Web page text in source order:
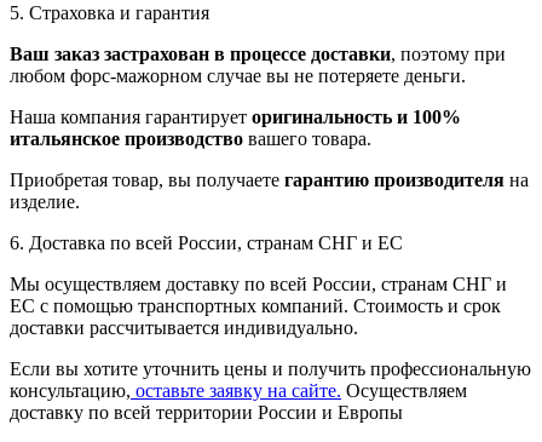
5. Страховка и гарантия
Ваш заказ застрахован в процессе доставки, поэтому при
любом форс-мажорном случае вы не потеряете деньги.
Наша компания гарантирует оригинальность и 100%
итальянское производство вашего товара.
Приобретая товар, вы получаете гарантию производителя на
изделие.
6. Доставка по всей России, странам СНГ и ЕС
Мы осуществляем доставку по всей России, странам СНГ и
ЕС с помощью транспортных компаний. Стоимость и срок
доставки рассчитывается индивидуально.
Если вы хотите уточнить цены и получить профессиональную
консультацию, оставьте заявку на сайте. Осуществляем
доставку по всей территории России и Европы